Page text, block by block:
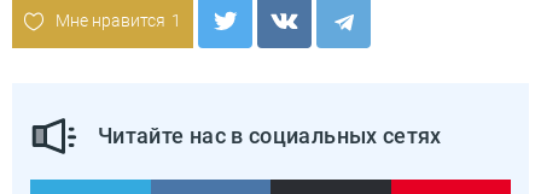
Мне нравится 1
Читайте нас в социальных сетях